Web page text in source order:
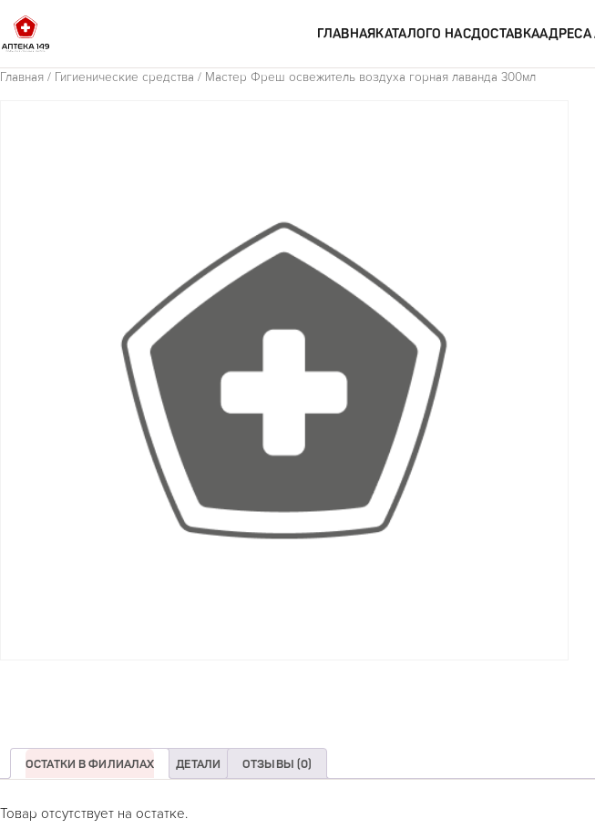
ГЛАВНАЯКАТАЛОГО НАСДОСТАВКААДРЕСА
Главная / Гигиенические средства / Мастер Фреш освежитель воздуха горная лаванда 300мл
ОСТАТКИ В ФИЛИАЛАХ ДЕТАЛИ ОТЗЫВЫ (0)
Товар отсутствует на остатке.